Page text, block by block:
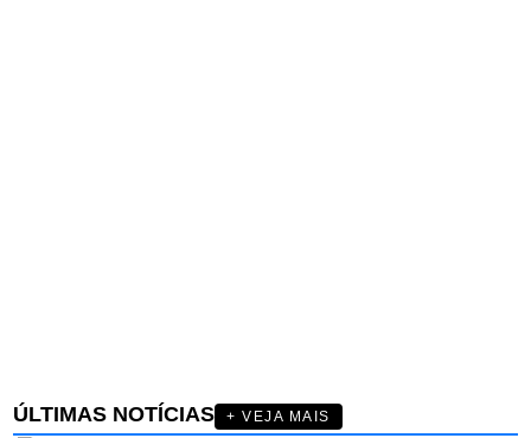
ÚLTIMAS NOTÍCIAS
+ VEJA MAIS